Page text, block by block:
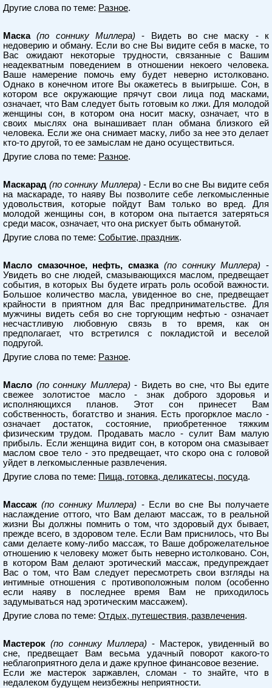
Другие слова по теме: Разное.
Маска (по соннику Миллера) - Видеть во сне маску - к
недоверию и обману. Если во сне Вы видите себя в маске, то
Вас ожидают некоторые трудности, связанные с Вашим
неадекватным поведением в отношении некоего человека.
Ваше намерение помочь ему будет неверно истолковано.
Однако в конечном итоге Вы окажетесь в выигрыше. Сон, в
котором все окружающие прячут свои лица под масками,
означает, что Вам следует быть готовым ко лжи. Для молодой
женщины сон, в котором она носит маску, означает, что в
своих мыслях она вынашивает план обмана близкого ей
человека. Если же она снимает маску, либо за нее это делает
кто-то другой, то ее замыслам не дано осуществиться.
Другие слова по теме: Разное.
Маскарад (по соннику Миллера) - Если во сне Вы видите себя
на маскараде, то наяву Вы позволите себе легкомысленные
удовольствия, которые пойдут Вам только во вред. Для
молодой женщины сон, в котором она пытается затеряться
среди масок, означает, что она рискует быть обманутой.
Другие слова по теме: Событие, праздник.
Масло смазочное, нефть, смазка (по соннику Миллера) -
Увидеть во сне людей, смазывающихся маслом, предвещает
события, в которых Вы будете играть роль особой важности.
Большое количество масла, увиденное во сне, предвещает
крайности в приятном для Вас предпринимательстве. Для
мужчины видеть себя во сне торгующим нефтью - означает
несчастливую любовную связь в то время, как он
предполагает, что встретился с покладистой и веселой
подругой.
Другие слова по теме: Разное.
Масло (по соннику Миллера) - Видеть во сне, что Вы едите
свежее золотистое масло - знак доброго здоровья и
исполняющихся планов. Этот сон принесет Вам
собственность, богатство и знания. Есть прогорклое масло -
означает достаток, состояние, приобретенное тяжким
физическим трудом. Продавать масло - сулит Вам малую
прибыль. Если женщина видит сон, в котором она смазывает
маслом свое тело - это предвещает, что скоро она с головой
уйдет в легкомысленные развлечения.
Другие слова по теме: Пища, готовка, деликатесы, посуда.
Массаж (по соннику Миллера) - Если во сне Вы получаете
наслаждение оттого, что Вам делают массаж, то в реальной
жизни Вы должны помнить о том, что здоровый дух бывает,
прежде всего, в здоровом теле. Если Вам приснилось, что Вы
сами делаете кому-либо массаж, то Ваше доброжелательное
отношению к человеку может быть неверно истолковано. Сон,
в котором Вам делают эротический массаж, предупреждает
Вас о том, что Вам следует пересмотреть свои взгляды на
интимные отношения с противоположным полом (особенно
если наяву в последнее время Вам не приходилось
задумываться над эротическим массажем).
Другие слова по теме: Отдых, путешествия, развлечения.
Мастерок (по соннику Миллера) - Мастерок, увиденный во
сне, предвещает Вам весьма удачный поворот какого-то
неблагоприятного дела и даже крупное финансовое везение.
Если же мастерок заржавлен, сломан - то знайте, что в
недалеком будущем неизбежны неприятности.